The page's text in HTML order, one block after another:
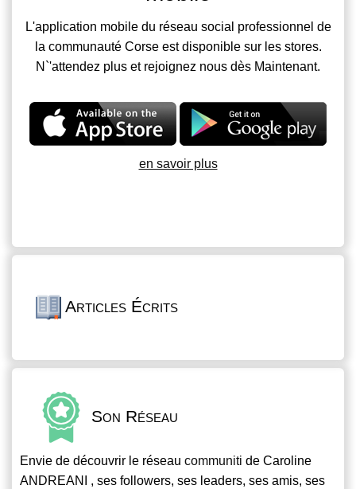
L'application mobile du réseau social professionnel de
la communauté Corse est disponible sur les stores.
N`'attendez plus et rejoignez nous dès Maintenant.
en savoir plus
Articles Écrits
Son Réseau
Envie de découvrir le réseau communiti de Caroline
ANDREANI , ses followers, ses leaders, ses amis, ses